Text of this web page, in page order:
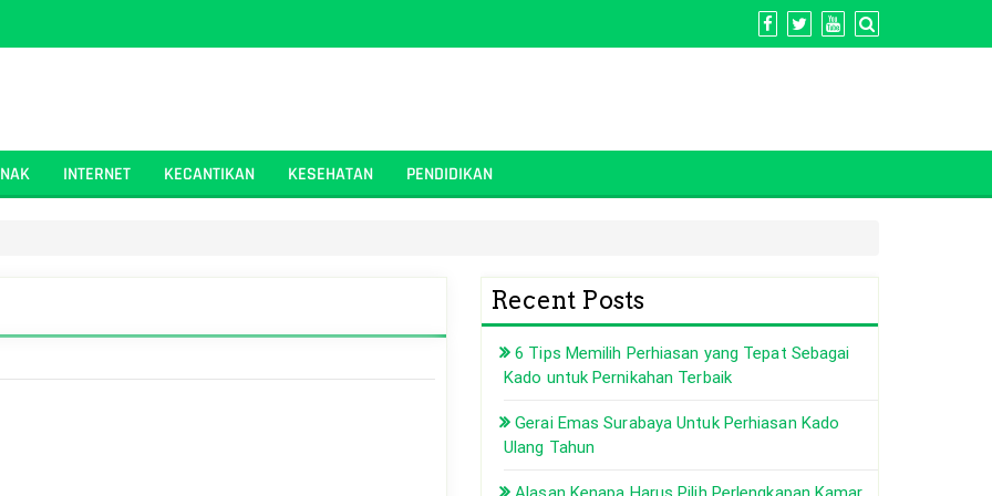
INTERNET KECANTIKAN KESEHATAN PENDIDIKAN
Recent Posts
6 Tips Memilih Perhiasan yang Tepat Sebagai
Kado untuk Pernikahan Terbaik
Gerai Emas Surabaya Untuk Perhiasan Kado
Ulang Tahun